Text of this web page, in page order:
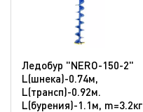
Ледобур "NERO-150-2"
L(шнека)-0.74м,
L(трансп)-0.92м.
L(бурения)-1.1м, m=3.2кг